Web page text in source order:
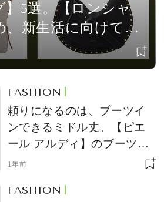
】5選。【ロンシャ
、新生活に向けて迎
棒バッグをセレクト
FASHION
頼りになるのは、ブーツイ
ンできるミドル丈。【ピエ
ール アルディ】のブーツ
vol.836
1年前
FASHION